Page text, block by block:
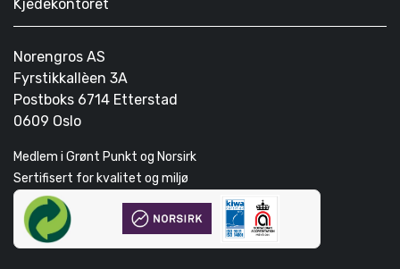
Kjedekontoret
Norengros AS
Fyrstikkallèen 3A
Postboks 6714 Etterstad
0609 Oslo
Medlem i Grønt Punkt og Norsirk
Sertifisert for kvalitet og miljø